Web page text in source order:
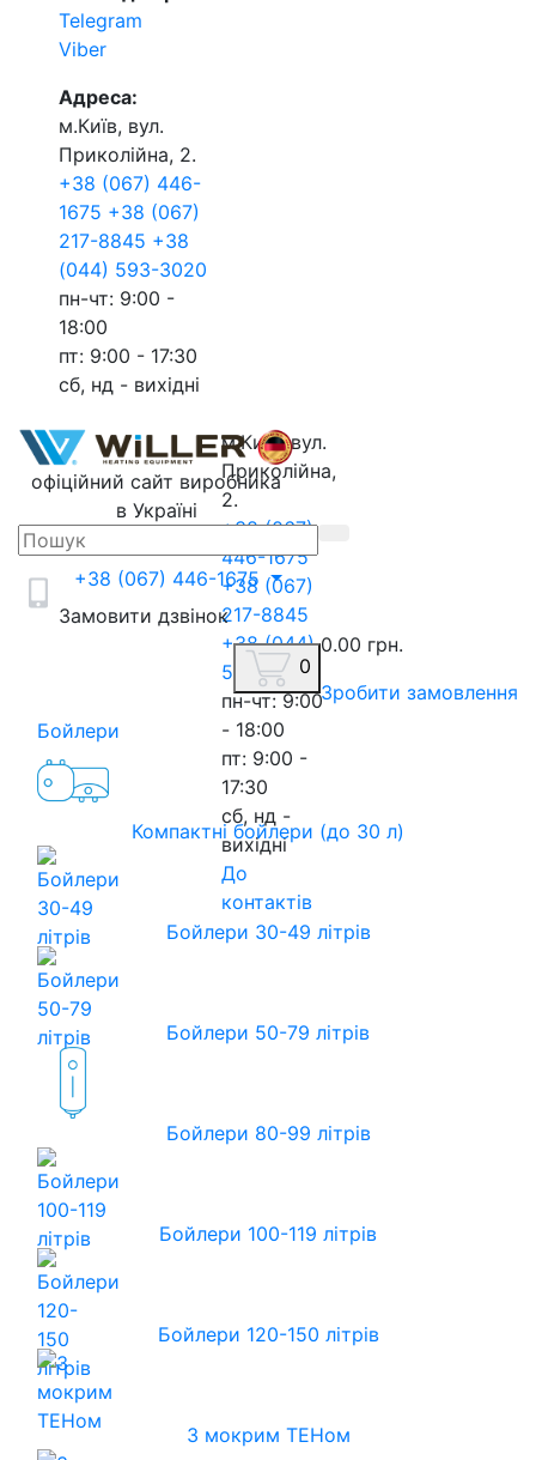
Telegram
Viber
Адреса:
м.Київ, вул.
Приколійна, 2.
+38 (067) 446-
1675 +38 (067)
217-8845 +38
(044) 593-3020
пн-чт: 9:00 -
18:00
пт: 9:00 - 17:30
сб, нд - вихідні
м.Київ, вул.
Приколійна,
2.
+38 (067)
446-1675
+38 (067)
217-8845
+38 (044)
593-3020
пн-чт: 9:00
- 18:00
пт: 9:00 -
17:30
сб, нд -
вихідні
До
контактів
офіційний сайт виробника
в Україні
+38 (067) 446-1675
Замовити дзвінок
0
0.00 грн.
Зробити замовлення
Бойлери
Компактні бойлери (до 30 л)
Бойлери 30-49 літрів
Бойлери 50-79 літрів
Бойлери 80-99 літрів
Бойлери 100-119 літрів
Бойлери 120-150 літрів
З мокрим ТЕНом